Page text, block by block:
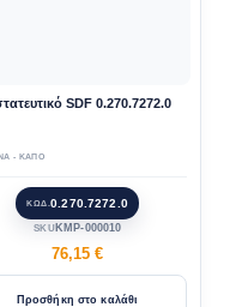
SDF 0.270.7272.0
- ΚΑΠΟ
ΚΩΔ.0.270.7272.0
SKU KMP-000010
76,15 €
Προσθήκη στο καλάθι